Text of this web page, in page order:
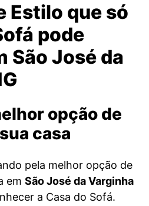
Estilo que só
pode
São José da
opção de
casa
pela melhor opção de
em São José da Varginha
a Casa do Sofá.